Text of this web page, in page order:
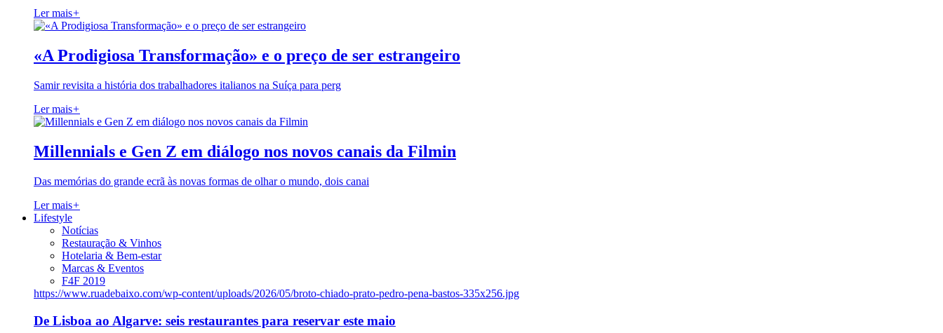
Ler mais+
«A Prodigiosa Transformação» e o preço de ser estrangeiro
Samir revisita a história dos trabalhadores italianos na Suíça para perg
Ler mais+
Millennials e Gen Z em diálogo nos novos canais da Filmin
Das memórias do grande ecrã às novas formas de olhar o mundo, dois canai
Ler mais+
Lifestyle
Notícias
Restauração & Vinhos
Hotelaria & Bem-estar
Marcas & Eventos
F4F 2019
https://www.ruadebaixo.com/wp-content/uploads/2026/05/broto-chiado-prato-pedro-pena-bastos-335x256.jpg
De Lisboa ao Algarve: seis restaurantes para reservar este maio